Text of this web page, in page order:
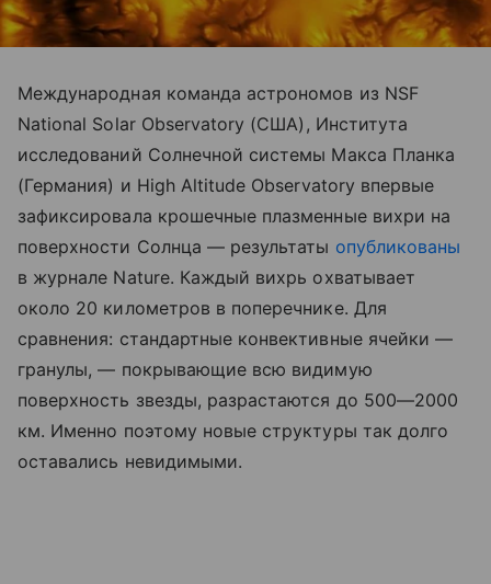
Международная команда астрономов из NSF
National Solar Observatory (США), Института
исследований Солнечной системы Макса Планка
(Германия) и High Altitude Observatory впервые
зафиксировала крошечные плазменные вихри на
поверхности Солнца — результаты опубликованы
в журнале Nature. Каждый вихрь охватывает
около 20 километров в поперечнике. Для
сравнения: стандартные конвективные ячейки —
гранулы, — покрывающие всю видимую
поверхность звезды, разрастаются до 500—2000
км. Именно поэтому новые структуры так долго
оставались невидимыми.